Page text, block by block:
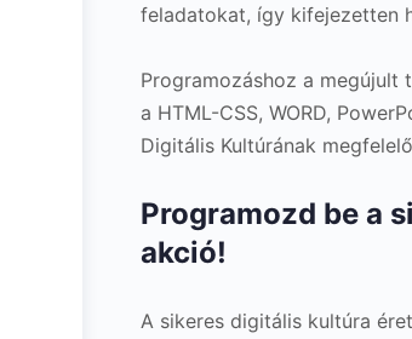
feladatokat, így kifejezetten
Programozáshoz a megújult
a HTML-CSS, WORD,
Digitális Kultúrának
Programozd be a
akció!
A sikeres digitális kultúra